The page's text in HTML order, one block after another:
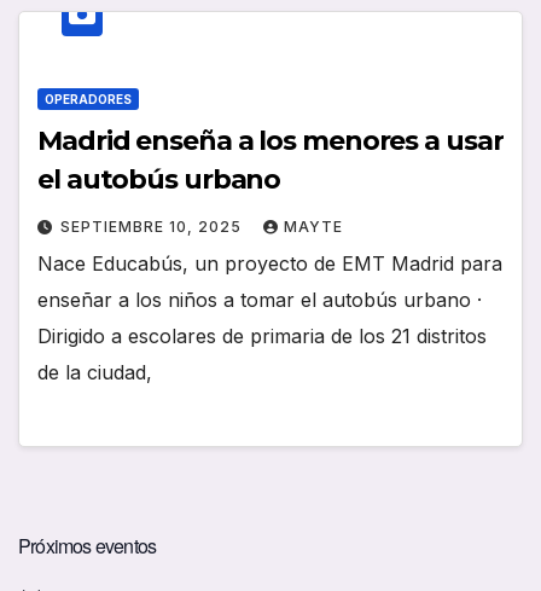
OPERADORES
Madrid enseña a los menores a usar
el autobús urbano
SEPTIEMBRE 10, 2025 MAYTE
Nace Educabús, un proyecto de EMT Madrid para
enseñar a los niños a tomar el autobús urbano ·
Dirigido a escolares de primaria de los 21 distritos
de la ciudad,
Próximos eventos